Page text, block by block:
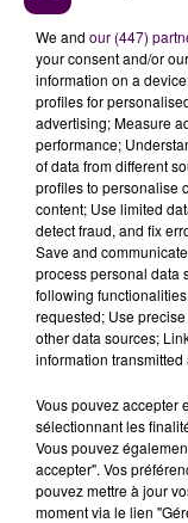
infrastructures.
l'hélicoptère vole
passages à une
L'opération
jours à venir"
d'une météo
À LA UNE
We and our (447)
your consent and/or
information on a
profiles for
advertising; Measure
performance;
of data from different
profiles to personalise
content; Use limited
detect fraud, and fix
Save and
process personal data
following
requested; Use
other data sources;
information transmitted
Vous pouvez accepter
sélectionnant les
Vous pouvez
accepter". Vos
pouvez mettre à jour
moment via le lien